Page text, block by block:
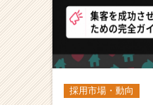
採用市場・動向